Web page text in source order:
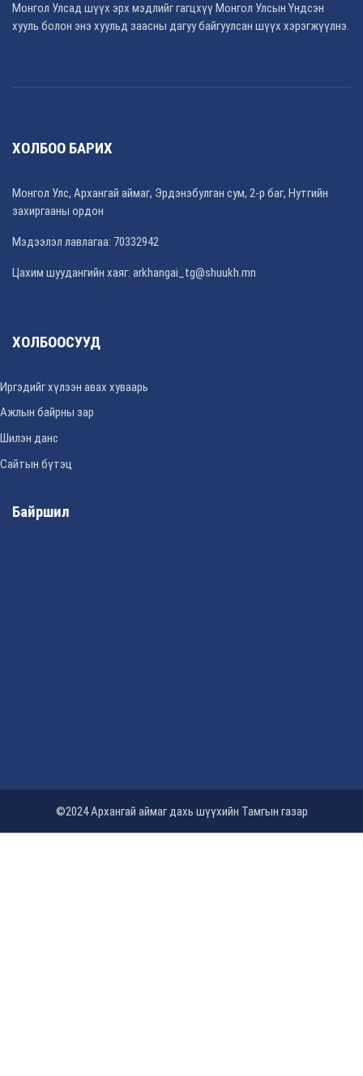
Монгол Улсад шүүх эрх мэдлийг гагцхүү Монгол Улсын Үндсэн
хууль болон энэ хуульд заасны дагуу байгуулсан шүүх хэрэгжүүлнэ.
ХОЛБОО БАРИХ
Монгол Улс, Архангай аймаг, Эрдэнэбулган сум, 2-р баг, Нутгийн
захиргааны ордон
Мэдээлэл лавлагаа: 70332942
Цахим шуудангийн хаяг: arkhangai_tg@shuukh.mn
ХОЛБООСУУД
Иргэдийг хүлээн авах хуваарь
Ажлын байрны зар
Шилэн данс
Сайтын бүтэц
Байршил
©2024 Архангай аймаг дахь шүүхийн Тамгын газар